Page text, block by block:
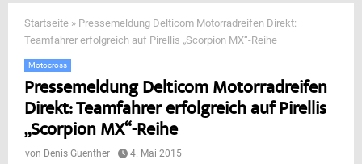
MENU
Startseite » Pressemeldung Delticom Motorradreifen Direkt:
Teamfahrer erfolgreich auf Pirellis „Scorpion MX“-Reihe
Motocross
Pressemeldung Delticom Motorradreifen
Direkt: Teamfahrer erfolgreich auf Pirellis
„Scorpion MX“-Reihe
von Denis Guenther 4. Mai 2015